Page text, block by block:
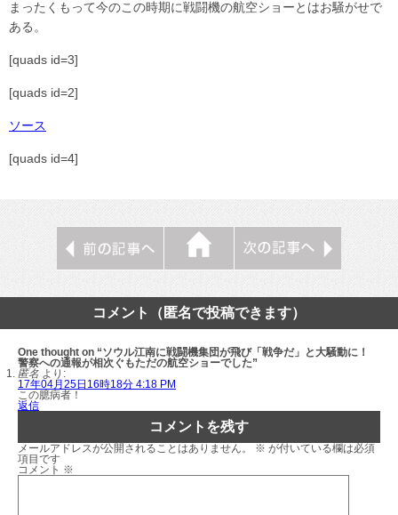
まったくもって今のこの時期に戦闘機の航空ショーとはお騒がせで
ある。
[quads id=3]
[quads id=2]
ソース
[quads id=4]
コメント（匿名で投稿できます）
One thought on “ソウル江南に戦闘機集団が飛び「戦争だ」と大騒動に！
警察への通報が相次ぐもただの航空ショーでした”
匿名 より:
17年04月25日16時18分 4:18 PM
この臆病者！
返信
コメントを残す
メールアドレスが公開されることはありません。 ※ が付いている欄は必須
項目です
コメント ※